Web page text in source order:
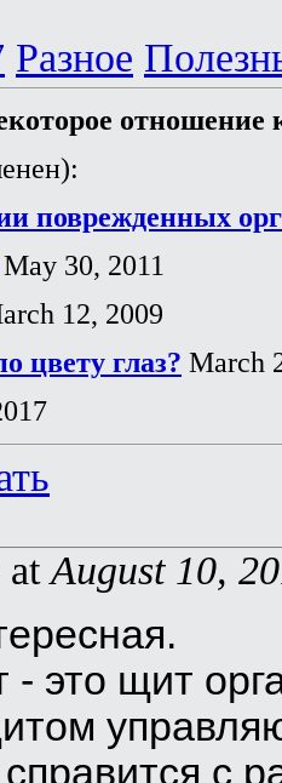
Разное
отношение
поврежденных
May 30, 2011
12, 2009
цвету глаз? March
atAugust 10,
- это щит
с